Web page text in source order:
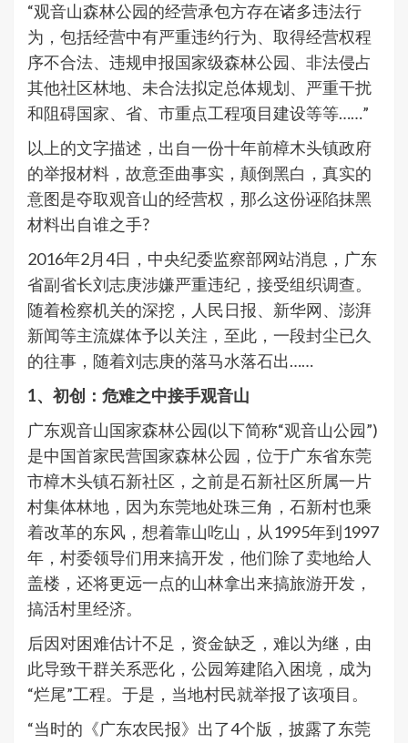
“观音山森林公园的经营承包方存在诸多违法行
为，包括经营中有严重违约行为、取得经营权程
序不合法、违规申报国家级森林公园、非法侵占
其他社区林地、未合法拟定总体规划、严重干扰
和阻碍国家、省、市重点工程项目建设等等……”
以上的文字描述，出自一份十年前樟木头镇政府
的举报材料，故意歪曲事实，颠倒黑白，真实的
意图是夺取观音山的经营权，那么这份诬陷抹黑
材料出自谁之手?
2016年2月4日，中央纪委监察部网站消息，广东
省副省长刘志庚涉嫌严重违纪，接受组织调查。
随着检察机关的深挖，人民日报、新华网、澎湃
新闻等主流媒体予以关注，至此，一段封尘已久
的往事，随着刘志庚的落马水落石出……
1、初创：危难之中接手观音山
广东观音山国家森林公园(以下简称“观音山公园”)
是中国首家民营国家森林公园，位于广东省东莞
市樟木头镇石新社区，之前是石新社区所属一片
村集体林地，因为东莞地处珠三角，石新村也乘
着改革的东风，想着靠山吃山，从1995年到1997
年，村委领导们用来搞开发，他们除了卖地给人
盖楼，还将更远一点的山林拿出来搞旅游开发，
搞活村里经济。
后因对困难估计不足，资金缺乏，难以为继，由
此导致干群关系恶化，公园筹建陷入困境，成为
“烂尾”工程。于是，当地村民就举报了该项目。
“当时的《广东农民报》出了4个版，披露了东莞